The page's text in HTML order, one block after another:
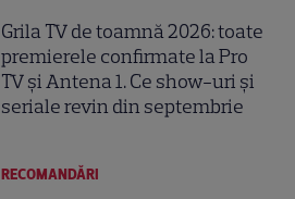
Grila TV de toamnă 2026: toate
premierele confirmate la Pro
TV și Antena 1. Ce show-uri și
seriale revin din septembrie
RECOMANDĂRI